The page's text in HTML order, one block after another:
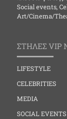
Social events,
Art/Cinema/
ΣΤΗΛΕΣ VIP
LIFESTYLE
CELEBRITIES
MEDIA
SOCIAL EVENTS